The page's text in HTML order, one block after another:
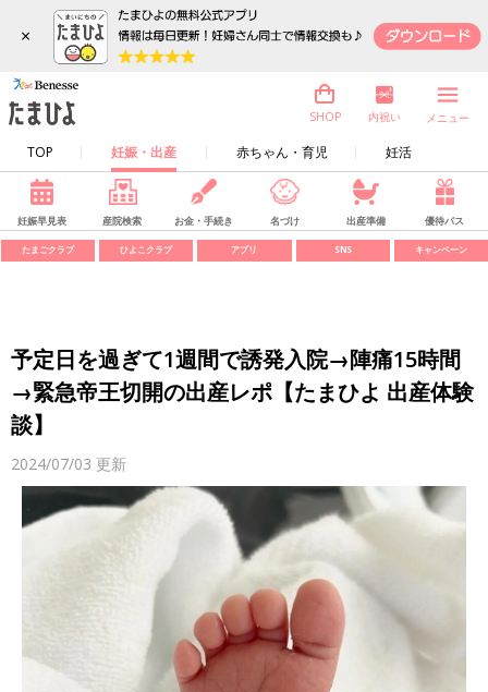
×
TOP 妊娠・出産 赤ちゃん・育児 妊活
SHOP 内祝い メニュー
妊娠早見表 産院検索 お金・手続き 名づけ 出産準備 優待パス
たまごクラブ ひよこクラブ アプリ SNS キャンペーン
予定日を過ぎて1週間で誘発入院→陣痛15時間
→緊急帝王切開の出産レポ【たまひよ 出産体験
談】
2024/07/03 更新